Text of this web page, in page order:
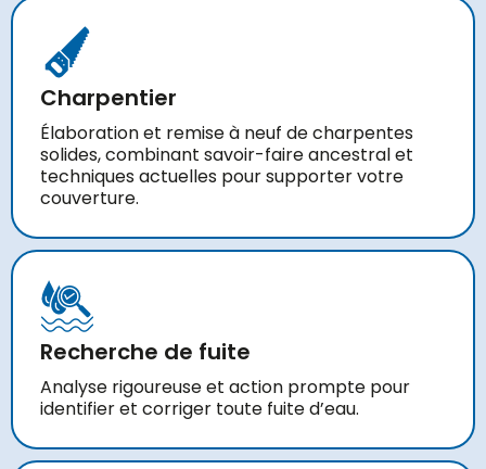
Charpentier
Élaboration et remise à neuf de charpentes
solides, combinant savoir-faire ancestral et
techniques actuelles pour supporter votre
couverture.
Recherche de fuite
Analyse rigoureuse et action prompte pour
identifier et corriger toute fuite d’eau.